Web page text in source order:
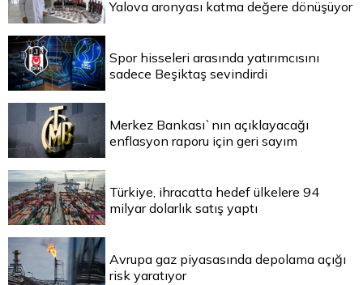
Yalova aronyası katma değere dönüşüyor
Spor hisseleri arasında yatırımcısını
sadece Beşiktaş sevindirdi
Merkez Bankası`nın açıklayacağı
enflasyon raporu için geri sayım
Türkiye, ihracatta hedef ülkelere 94
milyar dolarlık satış yaptı
Avrupa gaz piyasasında depolama açığı
risk yaratıyor